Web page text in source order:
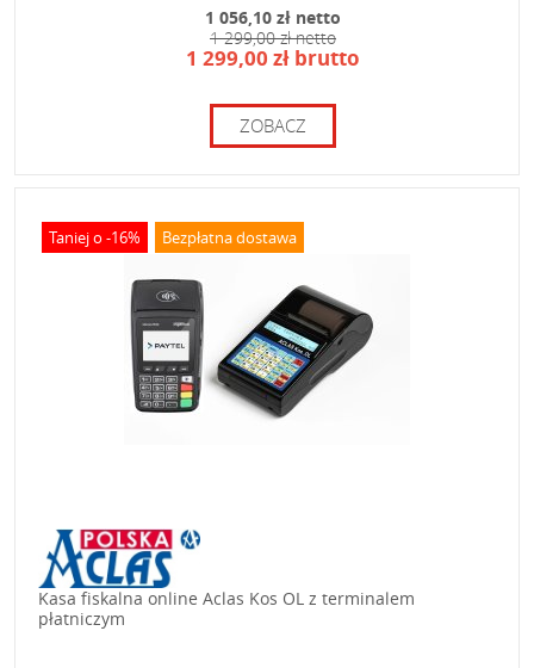
1 056,10 zł netto
1 299,00 zł netto
1 299,00 zł brutto
ZOBACZ
Taniej o -16% Bezpłatna dostawa
Kasa fiskalna online Aclas Kos OL z terminalem
płatniczym